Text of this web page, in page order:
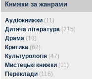
Книжки за жанрами
Аудіокнижки (11)
Дитяча література (215)
Драма (18)
Критика (62)
Культурологія (47)
Мистецькі книжки (11)
Переклади (116)